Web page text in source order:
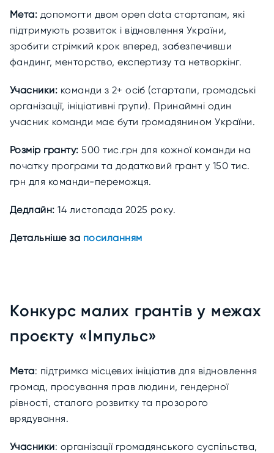
Мета: допомогти двом open data стартапам, які
підтримують розвиток і відновлення України,
зробити стрімкий крок вперед, забезпечивши
фандинг, менторство, експертизу та нетворкінг.
Учасники: команди з 2+ осіб (стартапи, громадські
організації, ініціативні групи). Принаймні один
учасник команди має бути громадянином України.
Розмір гранту:500 тис.грн для кожної команди на
початку програми та додатковий грант у 150 тис.
грн для команди-переможця.
Дедлайн:14 листопада 2025 року.
Детальніше за посиланням
Конкурс малих грантів у межах
проєкту «Імпульс»
Мета: підтримка місцевих ініціатив для відновлення
громад, просування прав людини, гендерної
рівності, сталого розвитку та прозорого
врядування.
Учасники: організації громадянського суспільства,